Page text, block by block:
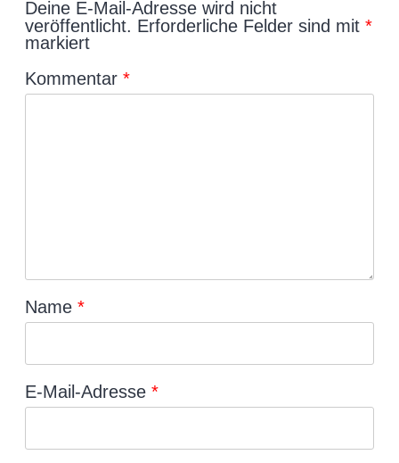
Deine E-Mail-Adresse wird nicht
veröffentlicht. Erforderliche Felder sind mit *
markiert
Kommentar *
Name *
E-Mail-Adresse *